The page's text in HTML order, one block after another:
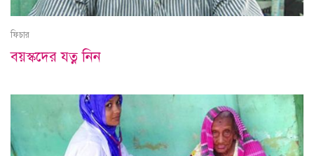
ফিচার
বয়স্কদের যত্ন নিন